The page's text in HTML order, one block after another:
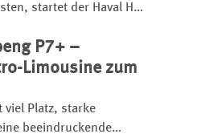
startet der Haval H6
P7+ –
Limousine zum
viel Platz, starke
beeindruckende